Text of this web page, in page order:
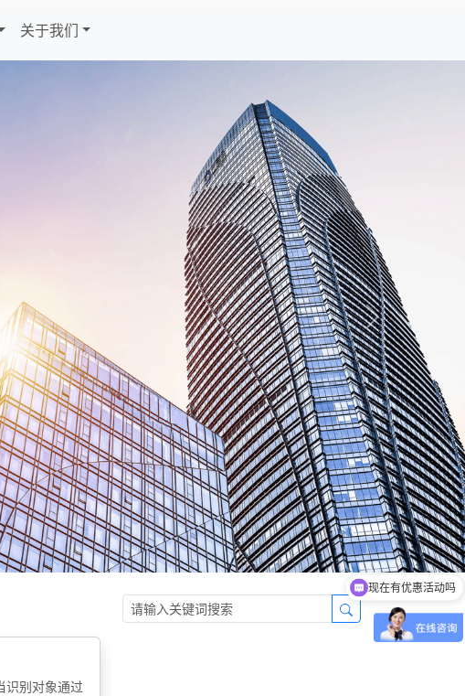
关于我们
Next
识别对象通过
可以介绍下你们的产品么
现在有优惠活动吗